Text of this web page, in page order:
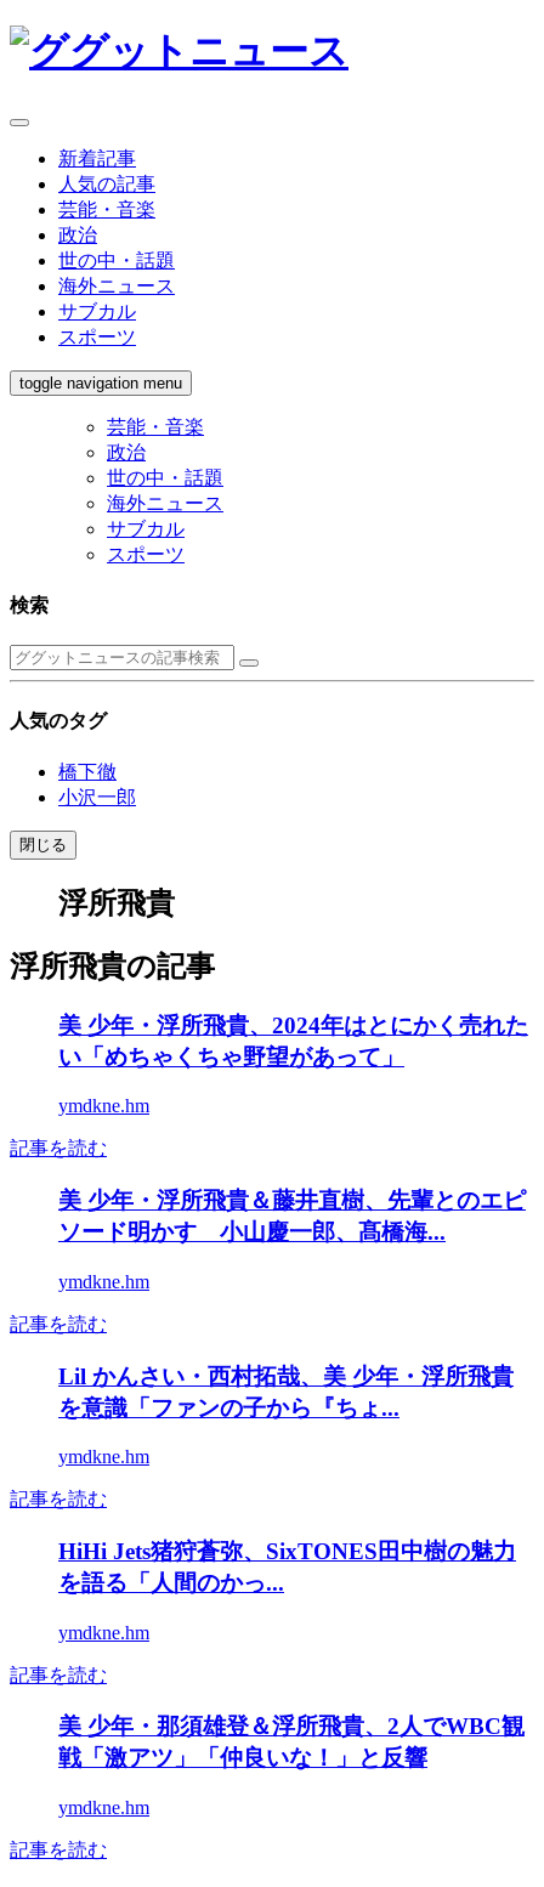
新着記事
人気の記事
芸能・音楽
政治
世の中・話題
海外ニュース
サブカル
スポーツ
toggle navigation menu
芸能・音楽
政治
世の中・話題
海外ニュース
サブカル
スポーツ
検索
人気のタグ
橋下徹
小沢一郎
閉じる
浮所飛貴
浮所飛貴の記事
美 少年・浮所飛貴、2024年はとにかく売れた
い「めちゃくちゃ野望があって」
ymdkne.hm
記事を読む
美 少年・浮所飛貴＆藤井直樹、先輩とのエピ
ソード明かす 小山慶一郎、髙橋海...
ymdkne.hm
記事を読む
Lil かんさい・西村拓哉、美 少年・浮所飛貴
を意識「ファンの子から『ちょ...
ymdkne.hm
記事を読む
HiHi Jets猪狩蒼弥、SixTONES田中樹の魅力
を語る「人間のかっ...
ymdkne.hm
記事を読む
美 少年・那須雄登＆浮所飛貴、2人でWBC観
戦「激アツ」「仲良いな！」と反響
ymdkne.hm
記事を読む